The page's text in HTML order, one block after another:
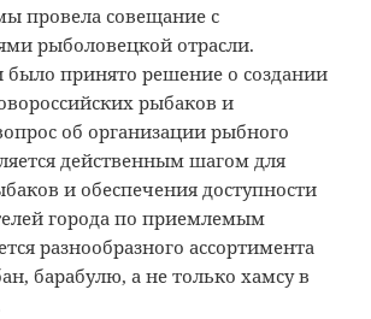
провела совещание с
рыболовецкой отрасли.
принято решение о создании
рыбаков и
об организации рыбного
действенным шагом для
и обеспечения доступности
города по приемлемым
разнообразного ассортимента
барабулю, а не только хамсу в